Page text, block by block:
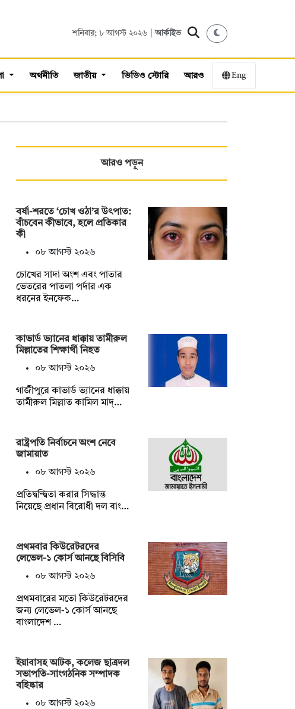
শনিবার; ৮ আগস্ট ২০২৬ |আর্কাইভ
অর্থনীতি জাতীয় ভিডিও স্টোরি আরও Eng
আরও পড়ুন
বর্ষা-শরতে ‘চোখ ওঠা’র উৎপাত:
বাঁচবেন কীভাবে, হলে প্রতিকার
কী
০৮ আগস্ট ২০২৬
চোখের সাদা অংশ এবং পাতার
ভেতরের পাতলা পর্দার এক
ধরনের ইনফেক…
কাভার্ড ভ্যানের ধাক্কায় তামীরুল
মিল্লাতের শিক্ষার্থী নিহত
০৮ আগস্ট ২০২৬
গাজীপুরে কাভার্ড ভ্যানের ধাক্কায়
তামীরুল মিল্লাত কামিল মাদ্…
রাষ্ট্রপতি নির্বাচনে অংশ নেবে
জামায়াত
০৮ আগস্ট ২০২৬
প্রতিদ্বন্দ্বিতা করার সিদ্ধান্ত
নিয়েছে প্রধান বিরোধী দল বাং…
প্রথমবার কিউরেটরদের
লেভেল-১ কোর্স আনছে বিসিবি
০৮ আগস্ট ২০২৬
প্রথমবারের মতো কিউরেটরদের
জন্য লেভেল-১ কোর্স আনছে
বাংলাদেশ …
ইয়াবাসহ আটক, কলেজ ছাত্রদল
সভাপতি-সাংগঠনিক সম্পাদক
বহিষ্কার
০৮ আগস্ট ২০২৬